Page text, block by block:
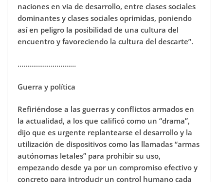
naciones en vía de desarrollo, entre clases sociales
dominantes y clases sociales oprimidas, poniendo
así en peligro la posibilidad de una cultura del
encuentro y favoreciendo la cultura del descarte”.
…………………………
Guerra y política
Refiriéndose a las guerras y conflictos armados en
la actualidad, a los que calificó como un “drama”,
dijo que es urgente replantearse el desarrollo y la
utilización de dispositivos como las llamadas “armas
autónomas letales” para prohibir su uso,
empezando desde ya por un compromiso efectivo y
concreto para introducir un control humano cada